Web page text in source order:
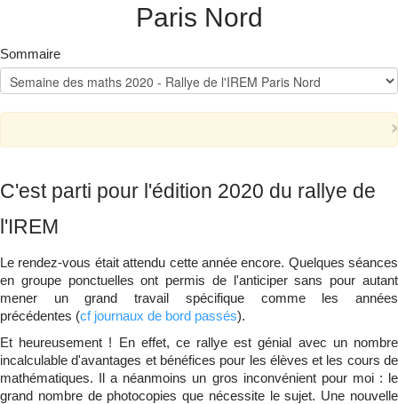
Dans les coulisses
Qui suis-je ?▼
Paris Nord
Sommaire
C'est parti pour l'édition 2020 du rallye de
l'IREM
Le rendez-vous était attendu cette année encore. Quelques séances
en groupe ponctuelles ont permis de l'anticiper sans pour autant
mener un grand travail spécifique comme les années
précédentes (cf journaux de bord passés).
Et heureusement ! En effet, ce rallye est génial avec un nombre
incalculable d'avantages et bénéfices pour les élèves et les cours de
mathématiques. Il a néanmoins un gros inconvénient pour moi : le
grand nombre de photocopies que nécessite le sujet. Une nouvelle